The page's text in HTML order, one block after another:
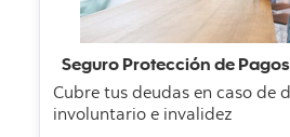
Seguro Protección de Pagos
Cubre tus deudas en caso de
involuntario e invalidez